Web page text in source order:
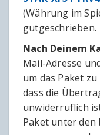
(Währung im
gutgeschrieben.
Nach Deinem
Mail-Adresse
um das Paket
dass die
unwiderruflich
Paket unter